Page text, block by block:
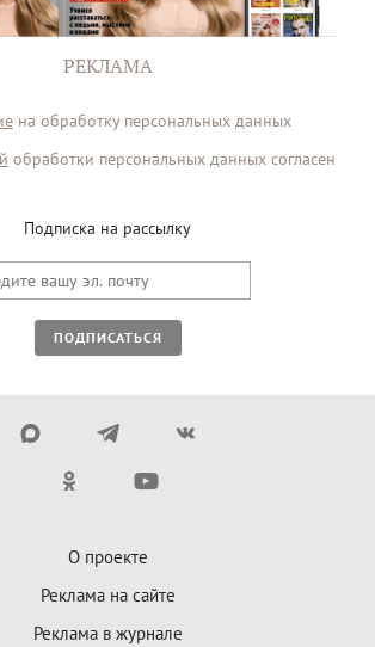
РЕКЛАМА
на обработку персональных данных
обработки персональных данных согласен
Подписка на рассылку
ПОДПИСАТЬСЯ
О проекте
Реклама на сайте
Реклама в журнале